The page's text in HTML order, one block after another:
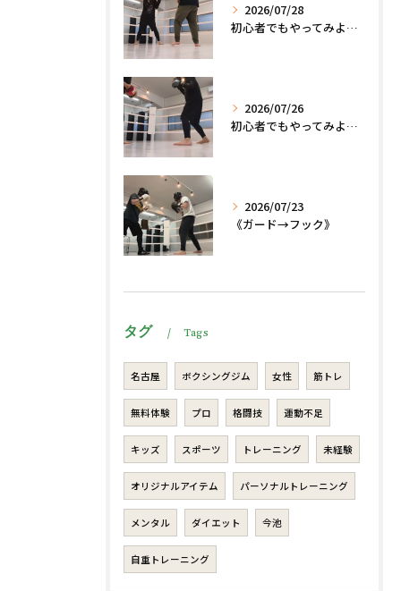
2026/07/28
初心者でもやってみよう、格闘技でダイエット脂肪燃焼🔥
2026/07/26
初心者でもやってみよう、格闘技でダイエット、脂肪燃焼🔥
2026/07/23
《ガード→フック》
タグ Tags
名古屋 ボクシングジム 女性 筋トレ
無料体験 プロ 格闘技 運動不足
キッズ スポーツ トレーニング 未経験
オリジナルアイテム パーソナルトレーニング
メンタル ダイエット 今池
自重トレーニング